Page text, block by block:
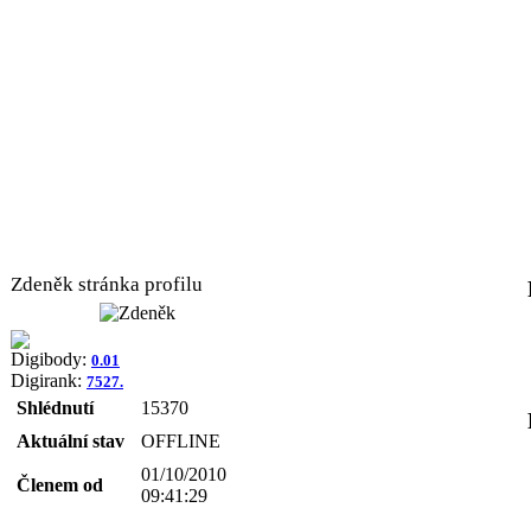
Zdeněk stránka profilu
Digibody: 0.01
Digirank: 7527.
Shlédnutí
15370
Aktuální stav
OFFLINE
Členem od
01/10/2010
09:41:29